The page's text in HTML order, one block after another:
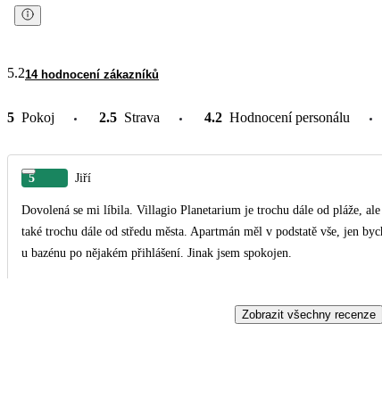
5.214 hodnocení zákazníků
5 Pokoj 2.5 Strava 4.2 Hodnocení personálu
5 Jiří
Dovolená se mi líbila. Villagio Planetarium je trochu dále od pláže,
také trochu dále od středu města. Apartmán měl v podstatě vše, jen
u bazénu po nějakém přihlášení. Jinak jsem spokojen.
Zobrazit všechny recenze